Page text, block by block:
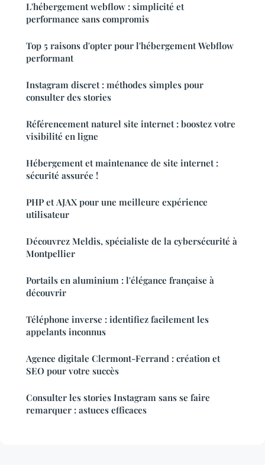
L'hébergement webflow : simplicité et
performance sans compromis
Top 5 raisons d'opter pour l'hébergement Webflow
performant
Instagram discret : méthodes simples pour
consulter des stories
Référencement naturel site internet : boostez votre
visibilité en ligne
Hébergement et maintenance de site internet :
sécurité assurée !
PHP et AJAX pour une meilleure expérience
utilisateur
Découvrez Meldis, spécialiste de la cybersécurité à
Montpellier
Portails en aluminium : l'élégance française à
découvrir
Téléphone inverse : identifiez facilement les
appelants inconnus
Agence digitale Clermont-Ferrand : création et
SEO pour votre succès
Consulter les stories Instagram sans se faire
remarquer : astuces efficaces